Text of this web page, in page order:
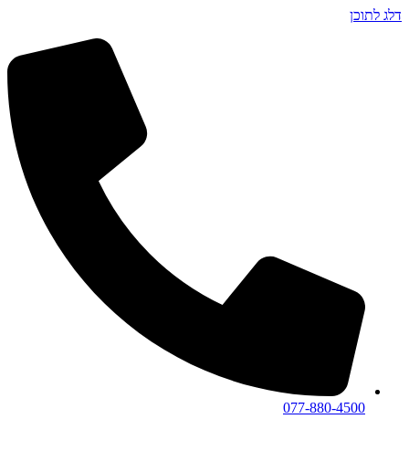
דלג לתוכן
077-880-4500